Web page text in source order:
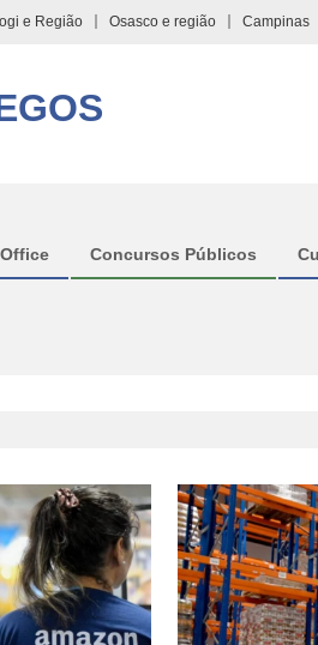
e Região Osasco e região Campinas
Concursos Públicos